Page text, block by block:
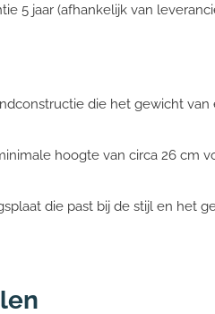
5 jaar (afhankelijk van
die het gewicht
hoogte van circa 26 cm
die past bij de stijl en het